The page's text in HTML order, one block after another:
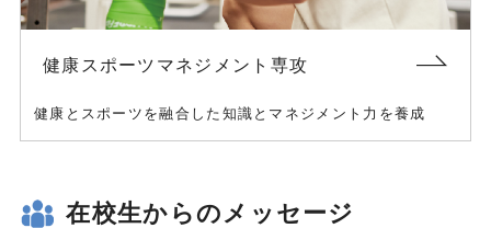
健康スポーツマネジメント専攻
健康とスポーツを融合した知識とマネジメント力を養成
在校生からのメッセージ